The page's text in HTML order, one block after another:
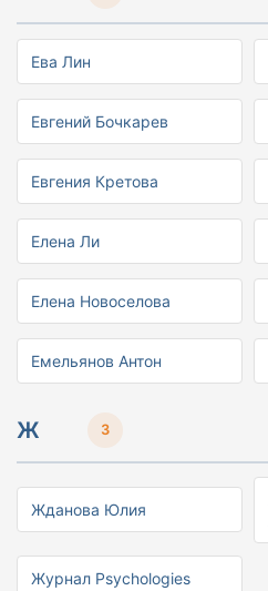
Ева Лин
Евгений Бочкарев
Евгения Кретова
Елена Ли
Елена Новоселова
Емельянов Антон
Ж 3
Жданова Юлия
Журнал Psychologies